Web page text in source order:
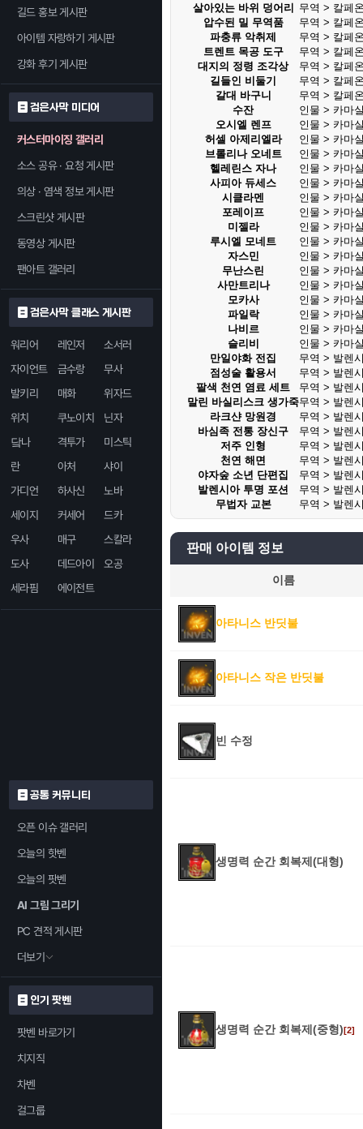
길드 홍보 게시판
아이템 자랑하기 게시판
강화 후기 게시판
검은사막 미디어
커스터마이징 갤러리
소스 공유 · 요청 게시판
의상 · 염색 정보 게시판
스크린샷 게시판
동영상 게시판
팬아트 갤러리
검은사막 클래스 게시판
워리어 레인저
소서러
자이언트
금수랑
무사
발키리
매화
위자드
위치
쿠노이치
닌자
닼나
격투가
미스틱
란
아처
샤이
가디언
하사신
노바
세이지
커세어
드카
우사
매구
스칼라
도사
데드아이
오공
세라핌
에이전트
공통 커뮤니티
오픈 이슈 갤러리
오늘의 핫벤
오늘의 팟벤
AI 그림 그리기
PC 견적 게시판
더보기
인기 팟벤
팟벤 바로가기
치지직
차벤
걸그룹
살아있는 바위 덩어리
무역 > 칼페
압수된 밀 무역품
무역 > 칼페
파충류 악취제
무역 > 칼페
트렌트 목공 도구
무역 > 칼페
대지의 정령 조각상
무역 > 칼페
길들인 비둘기
무역 > 칼페
갈대 바구니
무역 > 칼페
수잔
인물 > 카마
오시엘 렌프
인물 > 카마
허셀 아제리엘라
인물 > 카마
브롤리나 오네트
인물 > 카마
헬레린스 자나
인물 > 카마
사피아 듀세스
인물 > 카마
시클라멘
인물 > 카마
포레이프
인물 > 카마
미젤라
인물 > 카마
루시엘 모네트
인물 > 카마
자스민
인물 > 카마
무난스린
인물 > 카마
사만트리나
인물 > 카마
모카사
인물 > 카마
파일락
인물 > 카마
나비르
인물 > 카마
슬리비
인물 > 카마
만일야화 전집
무역 > 발렌
점성술 활용서
무역 > 발렌
팔색 천연 염료 세트
무역 > 발렌
말린 바실리스크 생가죽무역 > 발렌
라크샨 망원경
무역 > 발렌
바심족 전통 장신구
무역 > 발렌
저주 인형
무역 > 발렌
천연 해면
무역 > 발렌
야자숲 소년 단편집
무역 > 발렌
발렌시아 투명 포션
무역 > 발렌
무법자 교본
무역 > 발렌
판매 아이템 정보
이름
아타니스 반딧불
아타니스 작은 반딧불
빈 수정
생명력 순간 회복제(대형)
생명력 순간 회복제(중형)[2]